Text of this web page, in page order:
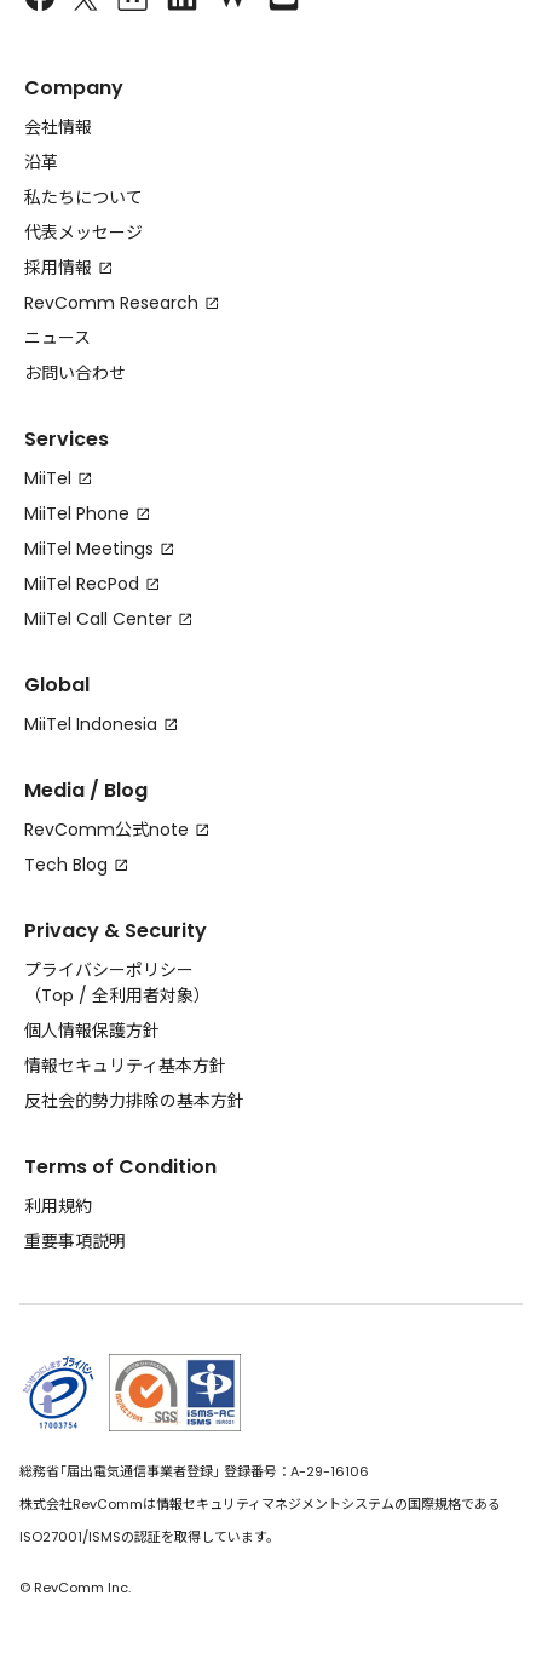
Company
会社情報
沿革
私たちについて
代表メッセージ
採用情報
RevComm Research
ニュース
お問い合わせ
Services
MiiTel
MiiTel Phone
MiiTel Meetings
MiiTel RecPod
MiiTel Call Center
Global
MiiTel Indonesia
Media / Blog
RevComm公式note
Tech Blog
Privacy & Security
プライバシーポリシー
（Top / 全利用者対象）
個人情報保護方針
情報セキュリティ基本方針
反社会的勢力排除の基本方針
Terms of Condition
利用規約
重要事項説明
総務省｢届出電気通信事業者登録｣ 登録番号：A-29-16106
株式会社RevCommは情報セキュリティマネジメントシステムの国際規格である
ISO27001/ISMSの認証を取得しています。
© RevComm Inc.